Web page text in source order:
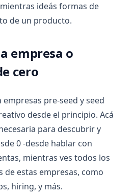
ideás formas de
de un producto.
empresa o
cero
pre-seed y seed
desde el principio. Acá
para descubrir y
0 -desde hablar con
mientras ves todos los
estas empresas, como
hiring, y más.